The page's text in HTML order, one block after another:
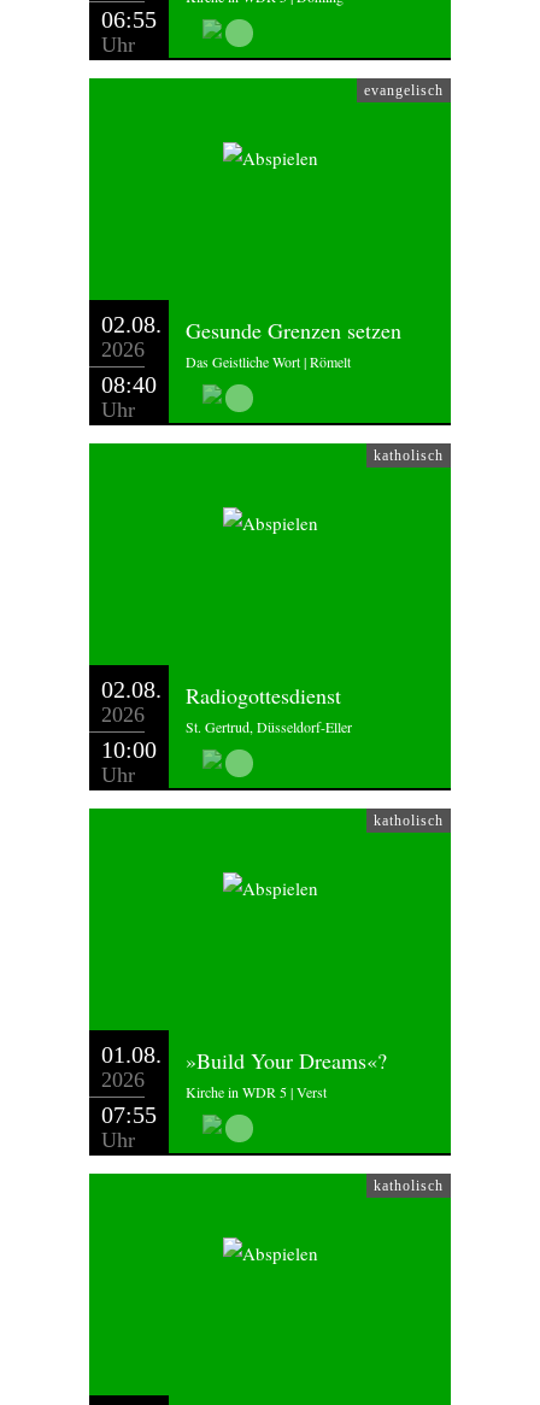
06:55
Uhr
evangelisch
02.08.
2026
08:40
Uhr
Gesunde Grenzen setzen
Das Geistliche Wort | Römelt
katholisch
02.08.
2026
10:00
Uhr
Radiogottesdienst
St. Gertrud, Düsseldorf-Eller
katholisch
01.08.
2026
07:55
Uhr
»Build Your Dreams«?
Kirche in WDR 5 | Verst
katholisch